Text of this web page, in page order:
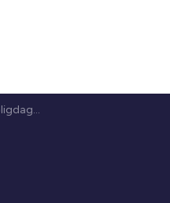
Almene Boligdage 2011 – Lidt mere af det hele